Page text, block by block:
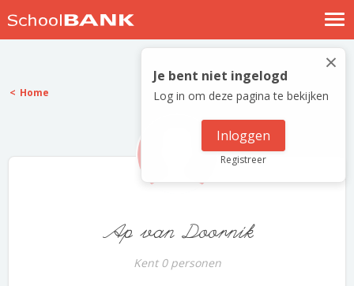
Nostalgische verhalen
Log in
Meld je gratis aan
×
Je bent niet ingelogd
Log in om deze pagina te bekijken
Inloggen
Registreer
Home
Ap van Doornik
Kent 0 personen